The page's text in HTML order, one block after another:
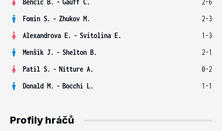
Bencic B. - Gauff C.
2-6
Fomin S. - Zhukov M.
2-3
Alexandrova E. - Svitolina E.
1-3
Menšík J. - Shelton B.
2-1
Patil S. - Nitture A.
0-2
Donald M. - Bocchi L. 1-1
Profily hráčů